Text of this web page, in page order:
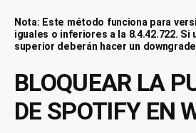
Nota: Este método funciona para
iguales o inferiores a la 8.4.42.722. Si
superior deberán hacer un
BLOQUEAR LA
DE SPOTIFY EN